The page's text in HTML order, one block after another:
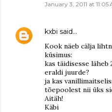
January 3, 2011 at 11:05
kxbi said…
Kook näeb cälja
küsimus:
kas täidisesse läheb
eraldi juurde?
ja kas
tõepoolest nii üks
Aitäh!
Käbi